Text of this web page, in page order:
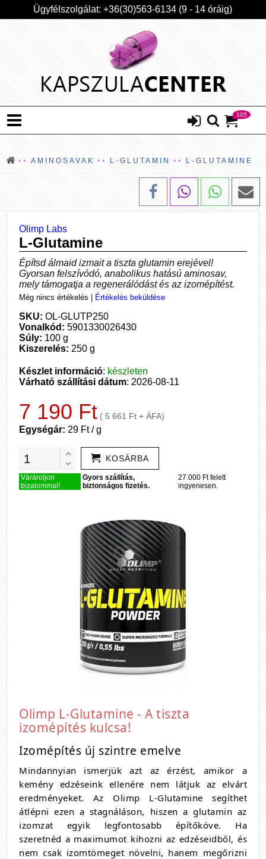
Ügyfélszolgálat: +36(30)563-6134 (9 - 14 óráig)
105
AMINOSAVAK L-GLUTAMIN L-GLUTAMINE
Olimp Labs
L-Glutamine
Építsd álmaid izmait a tiszta glutamin erejével!
Gyorsan felszívódó, anabolikus hatású aminosav,
mely támogatja a regenerálódást és az izomépítést.
Még nincs értékelés Értékelés beküldése
SKU: OL-GLUTP250
Vonalkód: 5901330026430
Súly: 100 g
Kiszerelés: 250 g
Készlet információ: készleten
Várható szállítási dátum: 2026-08-11
7 190 Ft ( 5 661 Ft + ÁFA)
Egységár: 29 Ft / g
KOSÁRBA
Várároljon
bizalommal!
Gyors szállítás,
biztonságos fizetés.
27.000 Ft felett
ingyenesen.
Olimp L-Glutamine - A tiszta
izomépítés kulcsa!
Izomépítés új szintre emelve
Mindannyian ismerjük azt az érzést, amikor a
kemény edzéseink ellenére nem látjuk az elvárt
eredményeket. Az Olimp L-Glutamine segíthet
átlépni ezen a stagnáláson, hiszen a glutamin az
izomzat egyik legfontosabb építőköve. Ha
szeretnéd a maximumot kihozni az edzéseidből, és
nem csak izomtömeget növelni, hanem megőrizni